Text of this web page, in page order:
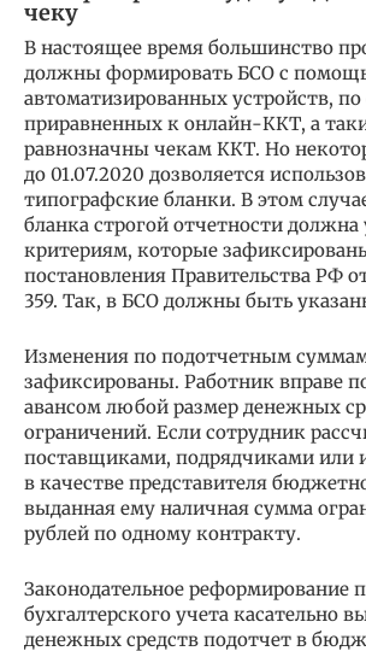
чеку
В настоящее время большинство
должны формировать БСО с
автоматизированных устройств, по
приравненных к онлайн-ККТ, а
равнозначны чекам ККТ. Но
до 01.07.2020 дозволяется
типографские бланки. В этом
бланка строгой отчетности должна
критериям, которые
постановления Правительства РФ
359. Так, в БСО должны быть
Изменения по подотчетным
зафиксированы. Работник вправе
авансом любой размер денежных
ограничений. Если сотрудник
поставщиками, подрядчиками или
в качестве представителя
выданная ему наличная сумма
рублей по одному контракту.
Законодательное реформирование
бухгалтерского учета касательно
денежных средств подотчет в